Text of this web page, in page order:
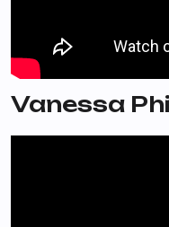
Vanessa